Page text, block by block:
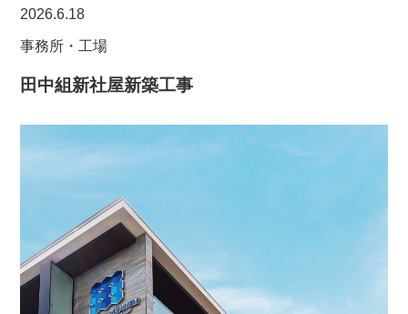
2026.6.18
事務所・工場
田中組新社屋新築工事